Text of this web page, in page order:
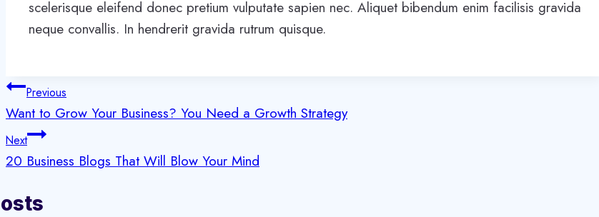
scelerisque eleifend donec pretium vulputate sapien nec. Aliquet bibendum enim facilisis gravida
neque convallis. In hendrerit gravida rutrum quisque.
Inläggsnavigering
Previous
Want to Grow Your Business? You Need a Growth Strategy
Next
20 Business Blogs That Will Blow Your Mind